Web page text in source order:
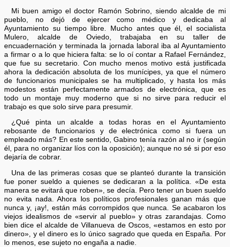
Mi buen amigo el doctor Ramón Sobrino, siendo alcalde de mi
pueblo, no dejó de ejercer como médico y dedicaba al
Ayuntamiento su tiempo libre. Mucho antes que él, el socialista
Mulero, alcalde de Oviedo, trabajaba en su taller de
encuadernación y terminada la jornada laboral iba al Ayuntamiento
a firmar o a lo que hiciera falta: se lo oí contar a Rafael Fernández,
que fue su secretario. Con mucho menos motivo está justificada
ahora la dedicación absoluta de los munícipes, ya que el número
de funcionarios municipales se ha multiplicado, y hasta los más
modestos están perfectamente armados de electrónica, que es
todo un montaje muy moderno que si no sirve para reducir el
trabajo es que solo sirve para presumir.
¿Qué pinta un alcalde a todas horas en el Ayuntamiento
rebosante de funcionarios y de electrónica como si fuera un
empleado más? En este sentido, Gabino tenía razón al no ir (según
él, para no organizar líos con la oposición); aunque no sé si por eso
dejaría de cobrar.
Una de las primeras cosas que se planteó durante la transición
fue poner sueldo a quienes se dedicaran a la política. «De esta
manera se evitará que roben», se decía. Pero tener un buen sueldo
no evita nada. Ahora los políticos profesionales ganan más que
nunca y, ¡ay!, están más corrompidos que nunca. Se acabaron los
viejos idealismos de «servir al pueblo» y otras zarandajas. Como
bien dice el alcalde de Villanueva de Oscos, «estamos en esto por
dinero», y el dinero es lo único sagrado que queda en España. Por
lo menos, ese sujeto no engaña a nadie.